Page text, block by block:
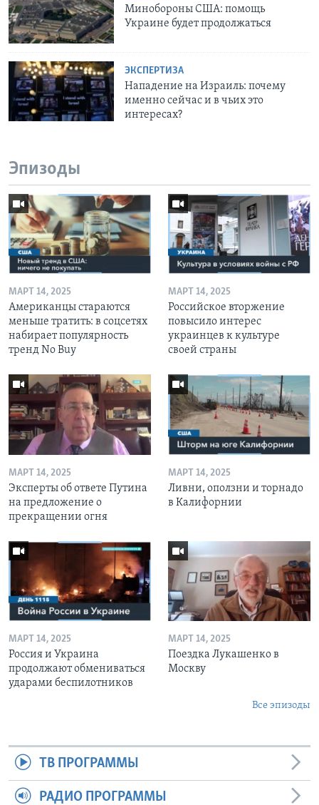
Минобороны США: помощь
Украине будет продолжаться
ЭКСПЕРТИЗА
Нападение на Израиль: почему
именно сейчас и в чьих это
интересах?
Эпизоды
МАРТ 14, 2025
Американцы стараются
меньше тратить: в соцсетях
набирает популярность
тренд No Buy
МАРТ 14, 2025
Российское вторжение
повысило интерес
украинцев к культуре
своей страны
МАРТ 14, 2025
Эксперты об ответе Путина
на предложение о
прекращении огня
МАРТ 14, 2025
Ливни, оползни и торнадо
в Калифорнии
МАРТ 14, 2025
Россия и Украина
продолжают обмениваться
ударами беспилотников
МАРТ 14, 2025
Поездка Лукашенко в
Москву
Все эпизоды
ТВ ПРОГРАММЫ
РАДИО ПРОГРАММЫ